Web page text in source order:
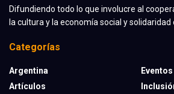
Difundiendo todo lo que involucre al
la cultura y la economía social y solidaridad
Categorías
Argentina
Artículos
Eventos